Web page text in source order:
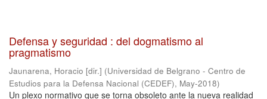
Defensa y seguridad : del dogmatismo al
pragmatismo
Jaunarena, Horacio [dir.] (Universidad de Belgrano - Centro de
Estudios para la Defensa Nacional (CEDEF), May-2018)
Un plexo normativo que se torna obsoleto ante la nueva realidad